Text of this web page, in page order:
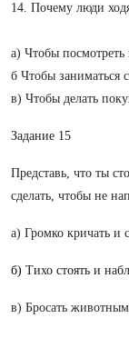
14. Почему люди
a) Чтобы
б Чтобы заниматься
в) Чтобы делать
Задание 15
Представь, что ты
сделать, чтобы не
а) Громко кричать и
б) Тихо стоять и
в) Бросать животным